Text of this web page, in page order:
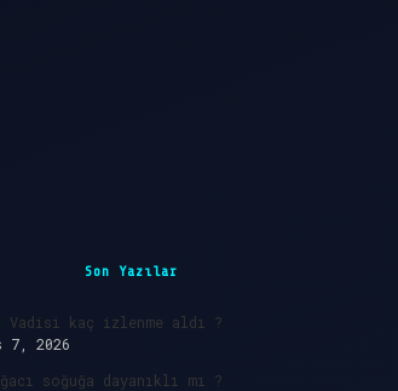
Son Yazılar
kaç izlenme aldı ?
7, 2026
soğuğa dayanıklı mı ?